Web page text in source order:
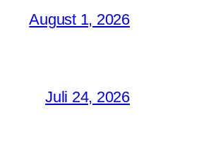
August 1, 2026
Juli 24, 2026